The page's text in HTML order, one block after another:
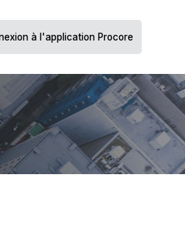
à l'application Procore